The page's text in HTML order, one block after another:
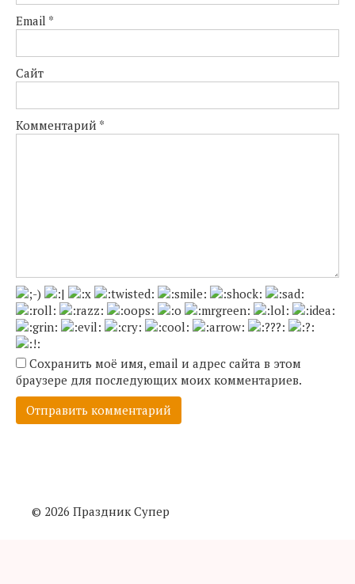
Email *
Сайт
Комментарий *
Сохранить моё имя, email и адрес сайта в этом
браузере для последующих моих комментариев.
© 2026 Праздник Супер